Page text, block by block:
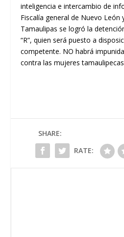
inteligencia e intercambio de
Fiscalía general de Nuevo León
Tamaulipas se logró la
“R”, quien será puesto a
competente. NO habrá
contra las mujeres
SHARE:
RATE: